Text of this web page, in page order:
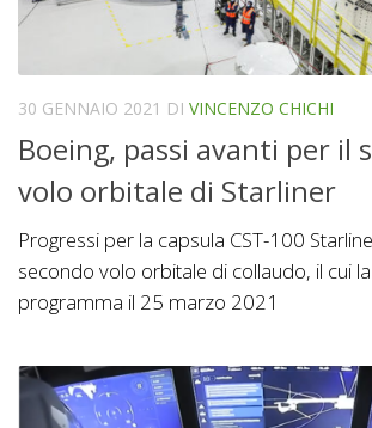
30 GENNAIO 2021 DI VINCENZO CHICHI
Boeing, passi avanti per il
volo orbitale di Starliner
Progressi per la capsula CST-100
secondo volo orbitale di collaudo, il cui
programma il 25 marzo 2021